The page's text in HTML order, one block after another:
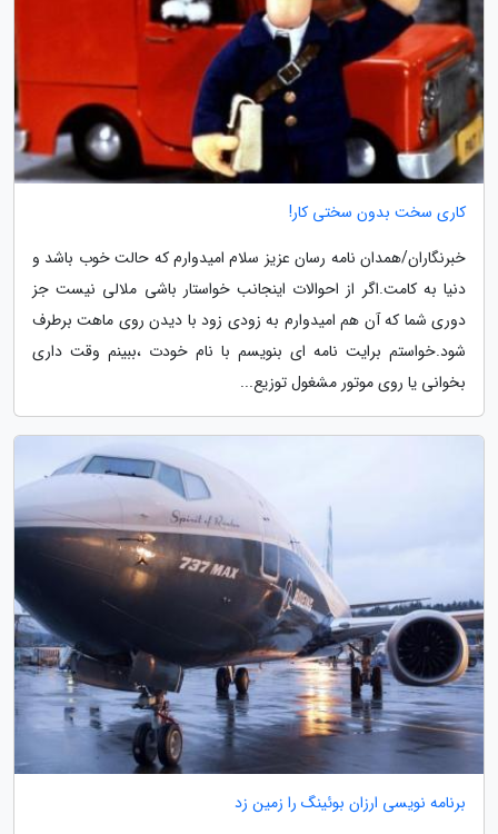
کاری سخت بدون سختی کار!
خبرنگاران/همدان نامه رسان عزیز سلام امیدوارم که حالت خوب باشد و
دنیا به کامت.اگر از احوالات اینجانب خواستار باشی ملالی نیست جز
دوری شما که آن هم امیدوارم به زودی زود با دیدن روی ماهت برطرف
شود.خواستم برایت نامه ای بنویسم با نام خودت ،ببینم وقت داری
بخوانی یا روی موتور مشغول توزیع...
برنامه نویسی ارزان بوئینگ را زمین زد